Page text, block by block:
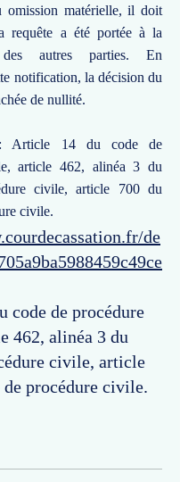
omission matérielle, il doit
requête a été portée à la
des autres parties. En
notification, la décision du
de nullité.
: Article 14 du code de
article 462, alinéa 3 du
civile, article 700 du
civile.
de
code de procédure
462, alinéa 3 du
civile, article
de procédure civile.